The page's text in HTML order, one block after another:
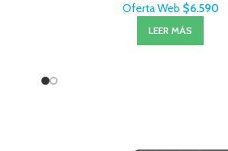
Oferta Web $6.590
LEER MÁS